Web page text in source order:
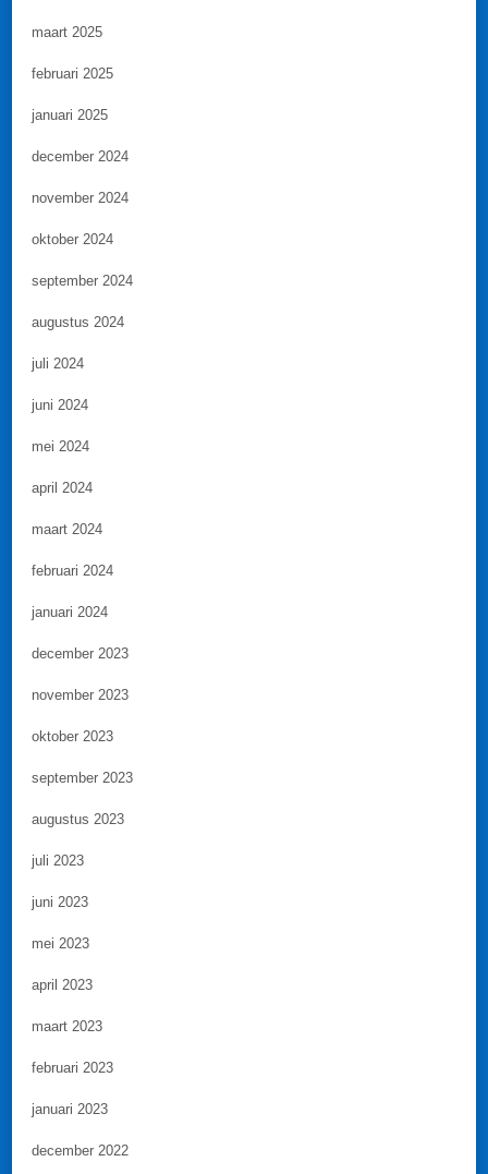
maart 2025
februari 2025
januari 2025
december 2024
november 2024
oktober 2024
september 2024
augustus 2024
juli 2024
juni 2024
mei 2024
april 2024
maart 2024
februari 2024
januari 2024
december 2023
november 2023
oktober 2023
september 2023
augustus 2023
juli 2023
juni 2023
mei 2023
april 2023
maart 2023
februari 2023
januari 2023
december 2022